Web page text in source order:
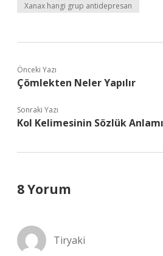
Xanax hangi grup antidepresan
Önceki Yazı
Çömlekten Neler Yapılır
Sonraki Yazı
Kol Kelimesinin Sözlük
8 Yorum
Tiryaki